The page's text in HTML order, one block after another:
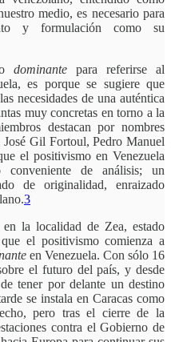
medio, es necesario para
y formulación como su
dominante para referirse al
es porque se sugiere que
necesidades de una auténtica
muy concretas en torno a la
destacan por nombres
Gil Fortoul, Pedro Manuel
el positivismo en Venezuela
de análisis; un
de originalidad, enraizado
3
la localidad de Zea, estado
el positivismo comienza a
en Venezuela. Con sólo 16
el futuro del país, y desde
tener por delante un destino
se instala en Caracas como
pero tras el cierre de la
contra el Gobierno de